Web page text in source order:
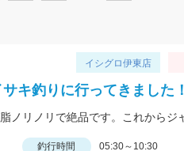
イシグロ伊東店
キ釣りに行ってきました！
釣行時間
05:30～10:30